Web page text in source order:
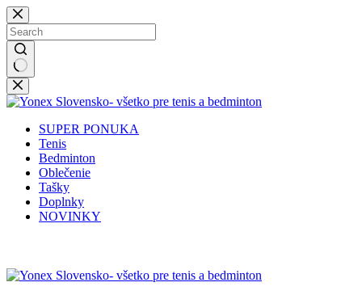
Skip
to
content
No
results
SUPER PONUKA
Tenis
Bedminton
Oblečenie
Tašky
Doplnky
NOVINKY